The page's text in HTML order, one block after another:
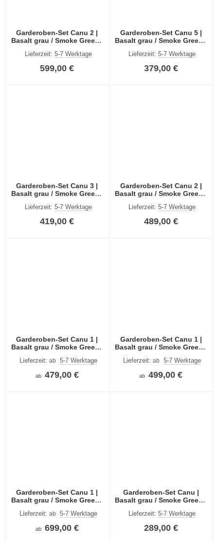
Garderoben-Set Canu 2 |
Basalt grau / Smoke Green |
Lieferzeit: 5-7 Werktage
599,00 €
Garderoben-Set Canu 5 |
Basalt grau / Smoke Green |
Lieferzeit:5-7 Werktage
379,00 €
Garderoben-Set Canu 3 |
Basalt grau / Smoke Green |
Lieferzeit: 5-7 Werktage
419,00 €
Garderoben-Set Canu 2 |
Basalt grau / Smoke Green |
Lieferzeit:5-7 Werktage
489,00 €
Garderoben-Set Canu 1 |
Basalt grau / Smoke Green |
Lieferzeit: ab 5-7 Werktage
ab 479,00 €
Garderoben-Set Canu 1 |
Basalt grau / Smoke Green |
Lieferzeit:ab 5-7 Werktage
ab 499,00 €
Garderoben-Set Canu 1 |
Basalt grau / Smoke Green |
Lieferzeit: ab 5-7 Werktage
ab 699,00 €
Garderoben-Set Canu |
Basalt grau / Smoke Green |
Lieferzeit:5-7 Werktage
289,00 €